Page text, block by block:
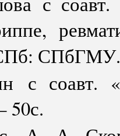
соавт.
50с.